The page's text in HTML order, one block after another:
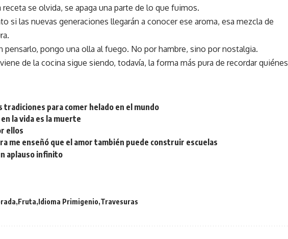
receta se olvida, se apaga una parte de lo que fuimos.
si las nuevas generaciones llegarán a conocer ese aroma, esa mezcla de
pensarlo, pongo una olla al fuego. No por hambre, sino por nostalgia.
de la cocina sigue siendo, todavía, la forma más pura de recordar quiénes
tradiciones para comer helado en el mundo
la vida es la muerte
ellos
me enseñó que el amor también puede construir escuelas
aplauso infinito
Fruta Idioma Primigenio Travesuras